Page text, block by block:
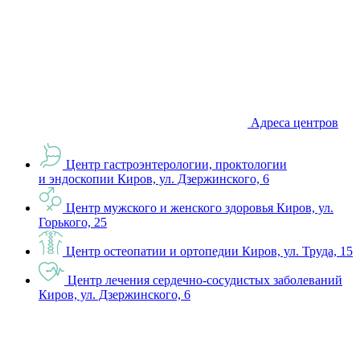
Адреса центров
Центр гастроэнтерологии, проктологии
и эндоскопии Киров, ул. Дзержинского, 6
Центр мужского и женского здоровья Киров, ул.
Горького, 25
Центр остеопатии и ортопедии Киров, ул. Труда, 15
Центр лечения сердечно-сосудистых заболеваний
Киров, ул. Дзержинского, 6